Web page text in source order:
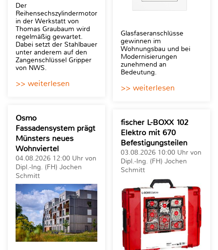
Der
Reihensechszylindermotor
in der Werkstatt von
Thomas Graubaum wird
regelmäßig gewartet.
Dabei setzt der Stahlbauer
unter anderem auf den
Zangenschlüssel Gripper
von NWS.
>> weiterlesen
Osmo
Fassadensystem prägt
Münsters neues
Wohnviertel
04.08.2026 12:00 Uhr von
Dipl.-Ing. (FH) Jochen
Schmitt
Glasfaseranschlüsse
gewinnen im
Wohnungsbau und bei
Modernisierungen
zunehmend an
Bedeutung.
>> weiterlesen
fischer L-BOXX 102
Elektro mit 670
Befestigungsteilen
03.08.2026 10:00 Uhr von
Dipl.-Ing. (FH) Jochen
Schmitt